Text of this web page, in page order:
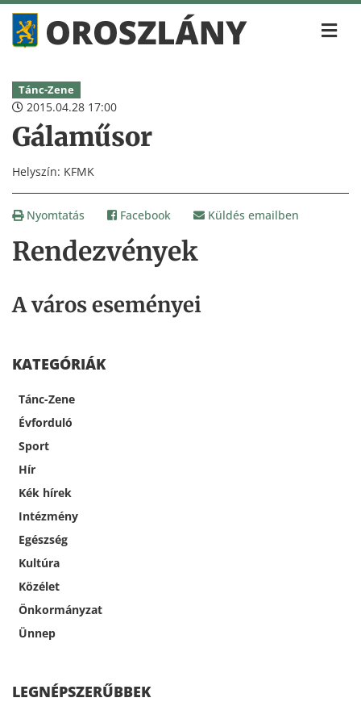
Rendezvények
A város eseményei
KATEGÓRIÁK
Tánc-Zene
Évforduló
Sport
Hír
Kék hírek
Intézmény
Egészség
Kultúra
Közélet
Önkormányzat
Ünnep
LEGNÉPSZERŰBBEK
Tánc-Zene
2015.04.28 17:00
Gálaműsor
Helyszín: KFMK
Nyomtatás Facebook Küldés emailben